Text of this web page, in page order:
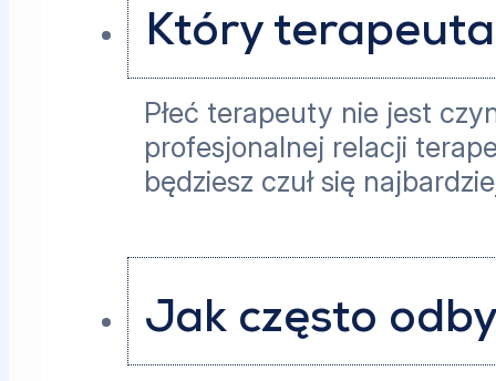
Który
Płeć terapeuty nie jest
profesjonalnej relacji
będziesz czuł się
Jak często